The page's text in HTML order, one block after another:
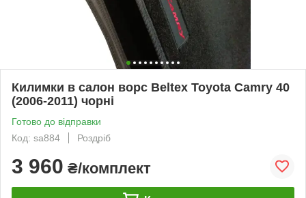
Килимки в салон ворс Beltex Toyota Camry 40
(2006-2011) чорні
Готово до відправки
Код: sa884
Роздріб
3 960 ₴/комплект